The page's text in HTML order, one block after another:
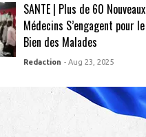
SANTE | Plus de 60 Nouveaux
Médecins S’engagent pour le
Bien des Malades
Redaction - Aug 23, 2025